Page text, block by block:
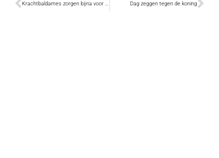
Krachtbaldames zorgen bijna voor een stunt Dag zeggen tegen de koning